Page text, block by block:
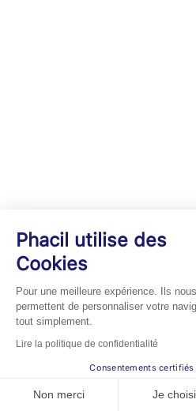
Phacil utilise des
Cookies
Pour une meilleure expérience. Ils nous
permettent de personnaliser votre
tout simplement.
Lire la politique de confidentialité
Consentements certifiés
Non merci Je